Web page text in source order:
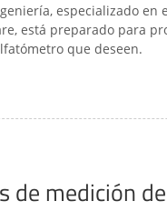
especializado en
está preparado para
que deseen.
de medición